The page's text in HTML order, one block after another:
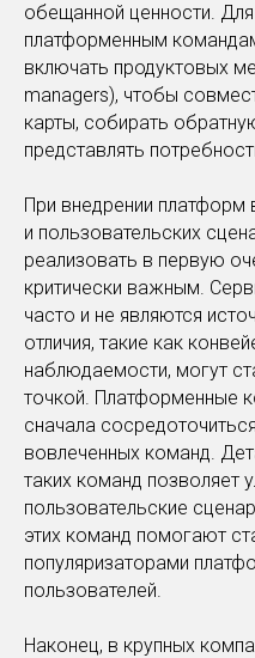
обещанной ценности.
платформенным
включать продуктовых
managers), чтобы
карты, собирать
представлять
При внедрении
и пользовательских
реализовать в первую
критически важным.
часто и не являются
отличия, такие как
наблюдаемости, могут
точкой. Платформенные
сначала
вовлеченных команд.
таких команд позволяет
пользовательские
этих команд помогают
популяризаторами
пользователей.
Наконец, в крупных